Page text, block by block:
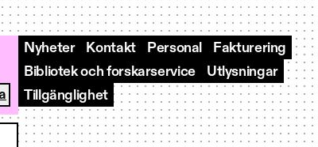
Nyheter Kontakt Personal
Fakturering
Bibliotek och forskarservice
Utlysningar
Tillgänglighet